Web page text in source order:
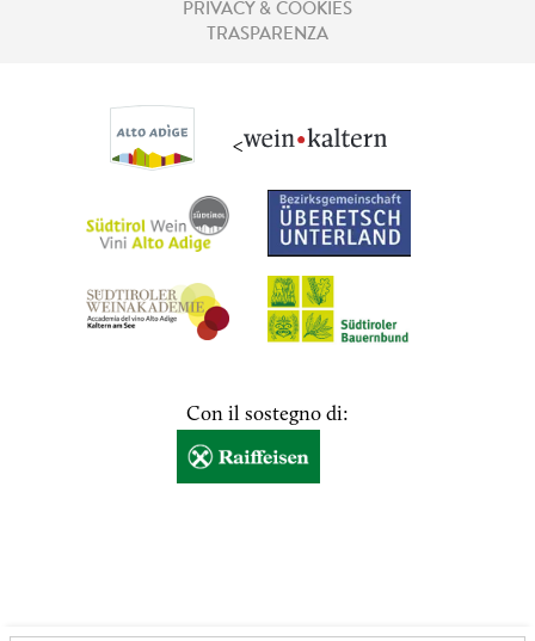
PRIVACY & COOKIES
TRASPARENZA
<
Con il sostegno di: